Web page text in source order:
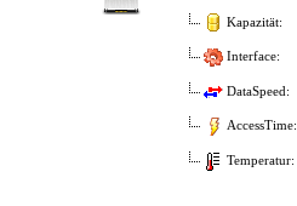
Kapazität:
Interface:
DataSpeed:
AccessTime:
Temperatur: